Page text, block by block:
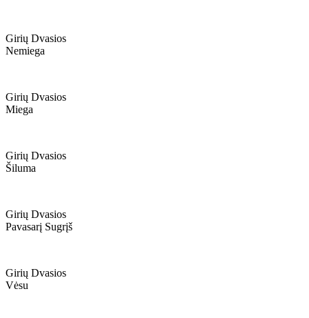
Girių Dvasios
Nemiega
Girių Dvasios
Miega
Girių Dvasios
Šiluma
Girių Dvasios
Pavasarį Sugrįš
Girių Dvasios
Vėsu